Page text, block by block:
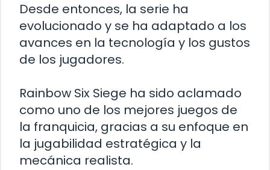
Desde entonces, la serie ha
evolucionado y se ha adaptado a los
avances en la tecnología y los gustos
de los jugadores.
Rainbow Six Siege ha sido aclamado
como uno de los mejores juegos de
la franquicia, gracias a su enfoque en
la jugabilidad estratégica y la
mecánica realista.